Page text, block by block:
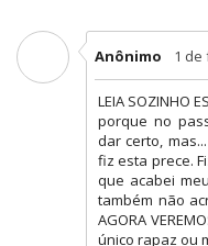
Anônimo 1 de
LEIA SOZINHO
porque no
dar certo,
fiz esta prece.
que acabei
também não
AGORA
único rapaz ou